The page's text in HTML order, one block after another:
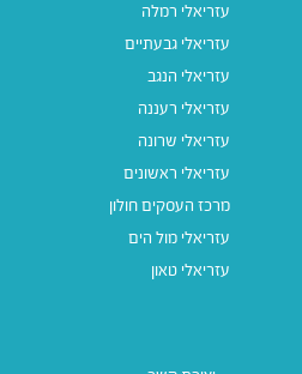
עזריאלי רמלה
עזריאלי גבעתיים
עזריאלי הנגב
עזריאלי רעננה
עזריאלי שרונה
עזריאלי ראשונים
מרכז העסקים חולון
עזריאלי מול הים
עזריאלי טאון